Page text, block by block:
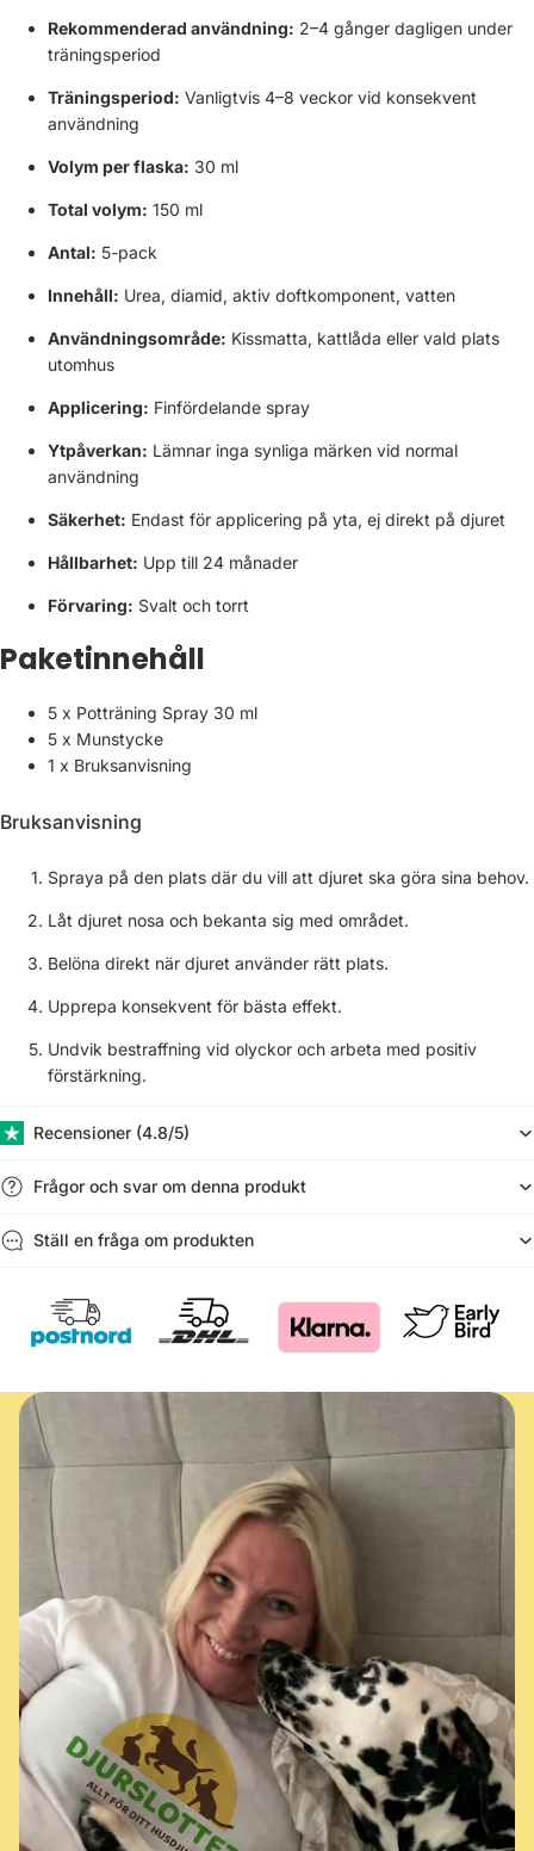
Rekommenderad användning: 2–4 gånger dagligen under
träningsperiod
Träningsperiod: Vanligtvis 4–8 veckor vid konsekvent
användning
Volym per flaska: 30 ml
Total volym: 150 ml
Antal: 5-pack
Innehåll: Urea, diamid, aktiv doftkomponent, vatten
Användningsområde: Kissmatta, kattlåda eller vald plats
utomhus
Applicering: Finfördelande spray
Ytpåverkan: Lämnar inga synliga märken vid normal
användning
Säkerhet: Endast för applicering på yta, ej direkt på djuret
Hållbarhet: Upp till 24 månader
Förvaring: Svalt och torrt
Paketinnehåll
5 x Potträning Spray 30 ml
5 x Munstycke
1 x Bruksanvisning
Bruksanvisning
Spraya på den plats där du vill att djuret ska göra sina behov.
Låt djuret nosa och bekanta sig med området.
Belöna direkt när djuret använder rätt plats.
Upprepa konsekvent för bästa effekt.
Undvik bestraffning vid olyckor och arbeta med positiv
förstärkning.
Recensioner (​4.8/5)
Frågor och svar om denna produkt
Ställ en fråga om produkten